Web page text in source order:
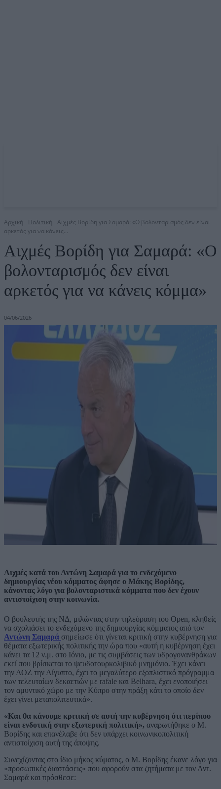
Αρχική Πολιτική
Αιχμές Βορίδη για Σαμαρά: «Ο βολονταρισμός δεν είναι
αρκετός για να κάνεις...
Αιχμές Βορίδη για Σαμαρά: «Ο
βολονταρισμός δεν είναι
αρκετός για να κάνεις κόμμα»
04/06/2026
Αιχμές κατά του Αντώνη Σαμαρά για το ενδεχόμενο
δημιουργίας νέου κόμματος άφησε ο Μάκης Βορίδης,
κάνοντας λόγο για βολονταριστικά κόμματα που δεν έχουν
αντιστοίχιση στην κοινωνία.
Ο βουλευτής της ΝΔ, μιλώντας στην τηλεόραση του Open, κληθείς
να σχολιάσει το ενδεχόμενο της δημιουργίας κόμματος από τον
Αντώνη Σαμαρά σημείωσε ότι γίνεται κριτική στην κυβέρνηση για
θέματα εξωτερικής πολιτικής την ώρα που «αυτή η κυβέρνηση έχει
κάνει τα 12 ν.μ. στο Ιόνιο, με τις συμβάσεις των υδρογονανθράκων
εκεί που βρίσκεται το ψευδοτουρκολιβικό μνημόνιο. Έχει κάνει
την ΑΟΖ την Αίγυπτο, έχει το μεγαλύτερο εξοπλιστικό πρόγραμμα
των τελευταίων δεκαετιών με rafale και Βelhara, έχει ενοποιήσει
τον αμυντικό χώρο με την Κύπρο στην πράξη κάτι το οποίο δεν
έχει γίνει μεταπολιτευτικά».
«Και θα κάνουμε κριτική σε αυτή την κυβέρνηση ότι περίπου
είναι ενδοτική στην εξωτερική πολιτική», αναρωτήθηκε ο Μ.
Βορίδης και επανέλαβε ότι δεν υπάρχει κοινωνικοπολιτική
αντιστοίχιση αυτή της άποψης.
Συνεχίζοντας στο ίδιο μήκος κύματος, ο Μ. Βορίδης έκανε λόγο για
«προσωπικές διαστάσεις» που αφορούν στα ζητήματα με τον Αντ.
Σαμαρά και πρόσθεσε: